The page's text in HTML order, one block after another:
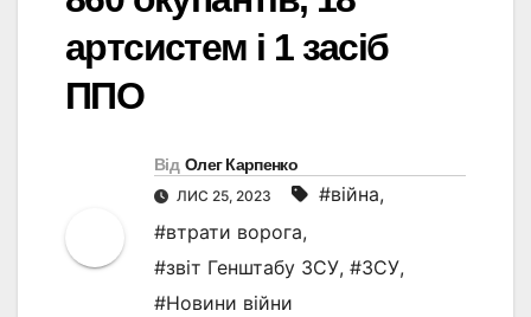
артсистем і 1 засіб
ППО
Від Олег Карпенко
ЛИС 25, 2023 #війна,
#втрати ворога,
#звіт Генштабу ЗСУ, #ЗСУ,
#Новини війни